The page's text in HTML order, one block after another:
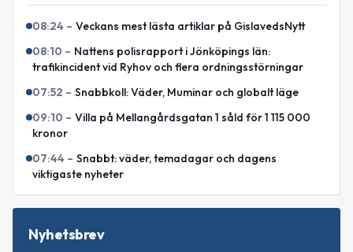
08:24 – Veckans mest lästa artiklar på GislavedsNytt
08:10 – Nattens polisrapport i Jönköpings län:
trafikincident vid Ryhov och flera ordningsstörningar
07:52 – Snabbkoll: Väder, Muminar och globalt läge
09:10 – Villa på Mellangårdsgatan 1 såld för 1 115 000
kronor
07:44 – Snabbt: väder, temadagar och dagens
viktigaste nyheter
Nyhetsbrev